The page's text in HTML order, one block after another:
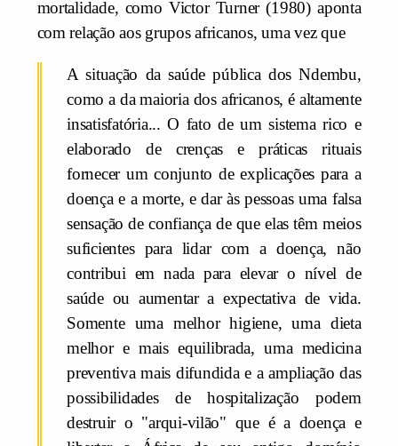
mortalidade, como Victor Turner (1980) aponta
com relação aos grupos africanos, uma vez que
A situação da saúde pública dos Ndembu,
como a da maioria dos africanos, é altamente
insatisfatória... O fato de um sistema rico e
elaborado de crenças e práticas rituais
fornecer um conjunto de explicações para a
doença e a morte, e dar às pessoas uma falsa
sensação de confiança de que elas têm meios
suficientes para lidar com a doença, não
contribui em nada para elevar o nível de
saúde ou aumentar a expectativa de vida.
Somente uma melhor higiene, uma dieta
melhor e mais equilibrada, uma medicina
preventiva mais difundida e a ampliação das
possibilidades de hospitalização podem
destruir o "arqui-vilão" que é a doença e